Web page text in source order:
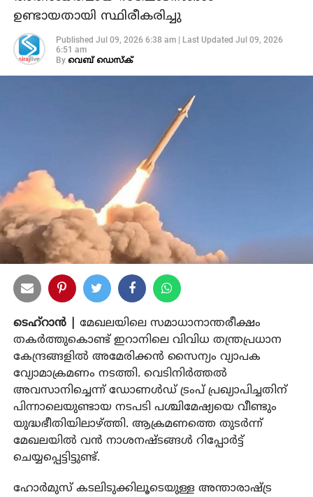
ഉണ്ടായതായി സ്ഥിരീകരിച്ചു
Published Jul 09, 2026 6:38 am| Last Updated Jul 09, 2026
6:51 am
By വെബ് ഡെസ്‌ക്
ടെഹ്റാന്‍ |
മേഖലയിലെ സമാധാനാന്തരീക്ഷം
തകര്‍ത്തുകൊണ്ട് ഇറാനിലെ വിവിധ തന്ത്രപ്രധാന
കേന്ദ്രങ്ങളില്‍ അമേരിക്കന്‍ സൈന്യം വ്യാപക
വ്യോമാക്രമണം നടത്തി. വെടിനിര്‍ത്തല്‍
അവസാനിച്ചെന്ന് ഡോണള്‍ഡ് ട്രംപ് പ്രഖ്യാപിച്ചതിന്
പിന്നാലെയുണ്ടായ നടപടി പശ്ചിമേഷ്യയെ വീണ്ടും
യുദ്ധഭീതിയിലാഴ്ത്തി. ആക്രമണത്തെ തുടര്‍ന്ന്
മേഖലയില്‍ വന്‍ നാശനഷ്ടങ്ങള്‍ റിപ്പോര്‍ട്ട്
ചെയ്യപ്പെട്ടിട്ടുണ്ട്.
ഹോര്‍മുസ് കടലിടുക്കിലൂടെയുള്ള അന്താരാഷ്ട്ര